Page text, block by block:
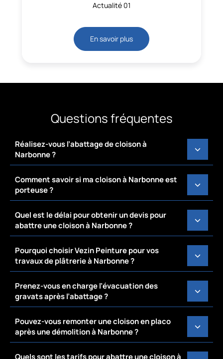
Actualité 01
En savoir plus
Questions fréquentes
Réalisez-vous l’abattage de cloison à
Narbonne ?
Comment savoir si ma cloison à Narbonne est
porteuse ?
Quel est le délai pour obtenir un devis pour
abattre une cloison à Narbonne ?
Pourquoi choisir Vezin Peinture pour vos
travaux de plâtrerie à Narbonne ?
Prenez-vous en charge l’évacuation des
gravats après l’abattage ?
Pouvez-vous remonter une cloison en placo
après une démolition à Narbonne ?
Quels sont les tarifs pour abattre une cloison à